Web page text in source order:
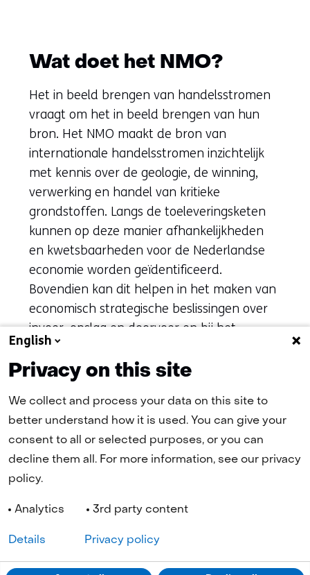
Wat doet het NMO?
Het in beeld brengen van handelsstromen
vraagt om het in beeld brengen van hun
bron. Het NMO maakt de bron van
internationale handelsstromen inzichtelijk
met kennis over de geologie, de winning,
verwerking en handel van kritieke
grondstoffen. Langs de toeleveringsketen
kunnen op deze manier afhankelijkheden
en kwetsbaarheden voor de Nederlandse
economie worden geïdentificeerd.
Bovendien kan dit helpen in het maken van
economisch strategische beslissingen over
invoer, opslag en doorvoer en bij het
bepalen van eventuele strategische
voorraden. Daarnaast zet het NMO in op
kennissamenwerking met (grondstofrijke)
landen buiten de EU, als onderdeel van
Nederlandse of Europese CRM-
partnerschappen, die de Nederlandse en
Europese toegang tot kritieke grondstoffen
kunnen verbeteren.
Navigatie
CookiesPrivacy statement DisclaimerToegankelijkheid
English
Privacy on this site
We collect and process your data on this site to
better understand how it is used. You can give your
consent to all or selected purposes, or you can
decline them all. For more information, see our privacy
policy.
Analytics 3rd party content
Details Privacy policy